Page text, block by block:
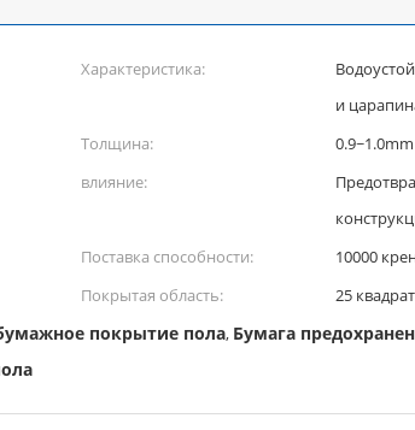
Характеристика:
и
Толщина:
0.9~1.0mm
влияние:
Поставка способности:
10000
Покрытая область:
25
покрытие пола, Бумага